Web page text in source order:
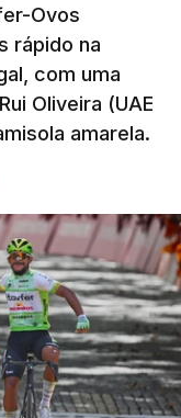
Ovos
rápido na
com uma
Oliveira (UAE
amarela.